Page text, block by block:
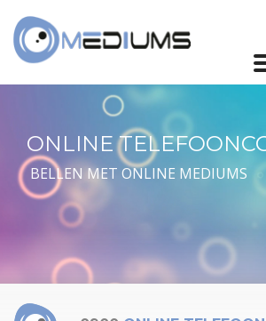
ONLINE
BELLEN MET ONLINE MEDIUMS